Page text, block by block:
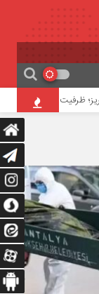
معابر ۳۵۰ هزار خودرو